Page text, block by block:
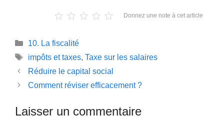
Donnez une note à cet article
Catégories
10. La fiscalité
Étiquettes
impôts et taxes, Taxe sur les salaires
Réduire le capital social
Comment réviser efficacement ?
Laisser un commentaire